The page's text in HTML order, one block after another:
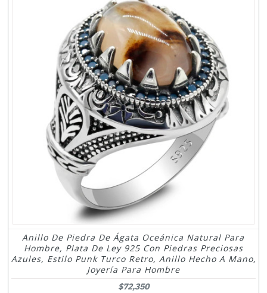
Anillo De Piedra De Ágata Oceánica Natural Para
Hombre, Plata De Ley 925 Con Piedras Preciosas
Azules, Estilo Punk Turco Retro, Anillo Hecho A Mano,
Joyería Para Hombre
$72,350